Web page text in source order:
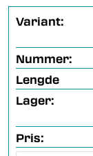
Variant:
Nummer:
Lengde
Lager:
Pris: